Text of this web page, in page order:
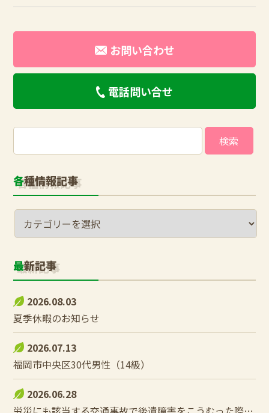
お問い合わせ
電話問い合せ
索:
各種情報記事
最新記事
2026.08.03
夏季休暇のお知らせ
2026.07.13
福岡市中央区30代男性（14級）
2026.06.28